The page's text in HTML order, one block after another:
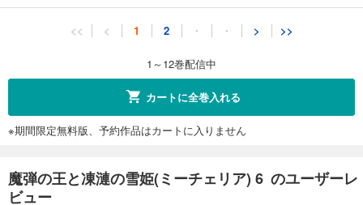
魔弾の王と凍漣の雪姫(ミーチェリア) 11
8/31まで
値引き
あらすじを表示する
魔弾の王と凍漣の雪姫(ミーチェリア) 12
653円 (税込)8/31まで カート
<< < 1 2 ・ ・ > >>
1～12巻配信中
カートに全巻入れる
※期間限定無料版、予約作品はカートに入りません
魔弾の王と凍漣の雪姫(ミーチェリア) 6 のユーザーレ
ビュー